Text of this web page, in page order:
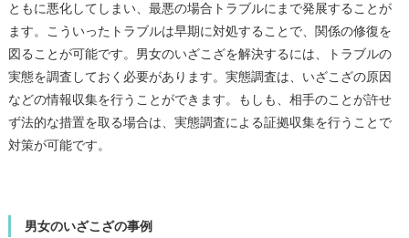
ともに悪化してしまい、最悪の場合トラブルにまで発展することが
ます。こういったトラブルは早期に対処することで、関係の修復を
図ることが可能です。男女のいざこざを解決するには、トラブルの
実態を調査しておく必要があります。実態調査は、いざこざの原因
などの情報収集を行うことができます。もしも、相手のことが許せ
ず法的な措置を取る場合は、実態調査による証拠収集を行うことで
対策が可能です。
男女のいざこざの事例